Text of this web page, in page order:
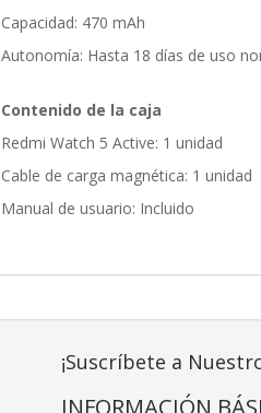
Capacidad: 470 mAh
Autonomía: Hasta 18 días de uso
Contenido de la caja
Redmi Watch 5 Active: 1 unidad
Cable de carga magnética: 1 unidad
Manual de usuario: Incluido
¡Suscríbete a
INFORMACIÓN